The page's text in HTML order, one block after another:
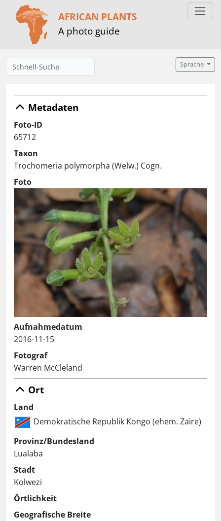
AFRICAN PLANTS
A photo guide
Sprache
Metadaten
Foto-ID
65712
Taxon
Trochomeria polymorpha (Welw.) Cogn.
Foto
Aufnahmedatum
2016-11-15
Fotograf
Warren McCleland
Ort
Land
Demokratische Republik Kongo (ehem. Zaire)
Provinz/Bundesland
Lualaba
Stadt
Kolwezi
Örtlichkeit
Geografische Breite